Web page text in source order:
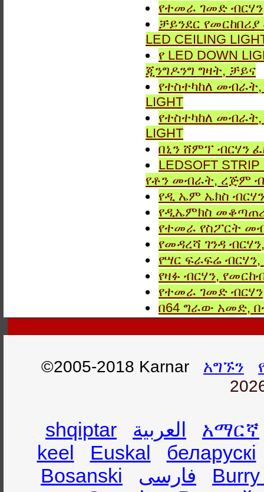
የተመራ ገመድ
ቻይንደር
LED CEILING
የ LED DOWN
ጂንግዶንግ ግዛት, ቻይና
የተስተካከለ መብራት,
LIGHT
የተስተካከለ መብራት,
LIGHT
በኒን ሸምፕ ብርሃን
LEDSOFT
የቶን መብራት, ረጅም
የዲ ኤም ኤክስ
የዲኤምክስ
የተመራ የስፖርት
የመዳረሻ ገንዳ
የሣር ፍራፍሬ
የዛፉ ብርሃን,
የተመራ ገመድ
በ64 ግራው አመድ,
©2005-2018 Karnar አግኙን
shqiptar العربية
አማርኛ
keel
Euskal
беларускі
Bosanski
فارسی